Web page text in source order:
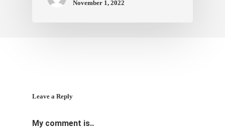
November 1, 2022
Leave a Reply
My comment is..